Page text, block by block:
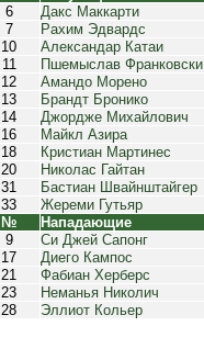
6
Дакс Маккарти
7
Рахим Эдвардс
10
Александар Катаи
11
Пшемыслав Франковски
12
Амандо Морено
13
Брандт Бронико
14
Джордже Михайлович
16
Майкл Азира
18
Кристиан Мартинес
20
Николас Гайтан
31
Бастиан Швайнштайгер
33
Жереми Гутьяр
№
Нападающие
9
Си Джей Сапонг
17
Диего Кампос
21
Фабиан Херберс
23
Неманья Николич
28
Эллиот Кольер